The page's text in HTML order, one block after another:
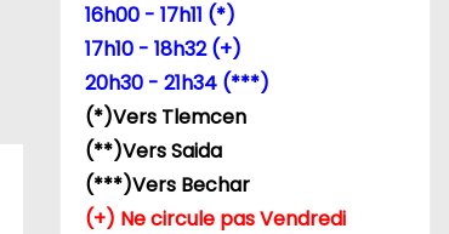
16h00 - 17h11 (*)
17h10 - 18h32 (+)
20h30 - 21h34 (***)
(*)Vers Tlemcen
(**)Vers Saida
(***)Vers Bechar
(+) Ne circule pas Vendredi